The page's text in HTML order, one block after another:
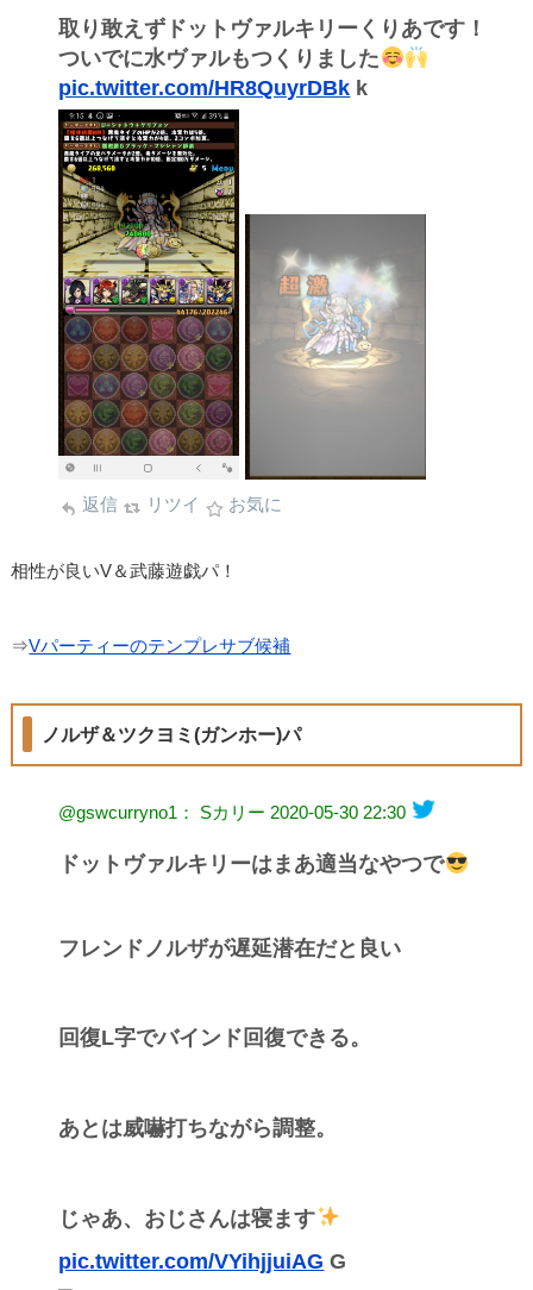
取り敢えずドットヴァルキリーくりあです！
ついでに水ヴァルもつくりました
pic.twitter.com/HR8QuyrDBk k
返信 リツイ お気に
相性が良いV＆武藤遊戯パ！
⇒Vパーティーのテンプレサブ候補
ノルザ＆ツクヨミ(ガンホー)パ
@gswcurryno1： Sカリー 2020-05-30 22:30
ドットヴァルキリーはまあ適当なやつで
フレンドノルザが遅延潜在だと良い
回復L字でバインド回復できる。
あとは威嚇打ちながら調整。
じゃあ、おじさんは寝ます
pic.twitter.com/VYihjjuiAG G